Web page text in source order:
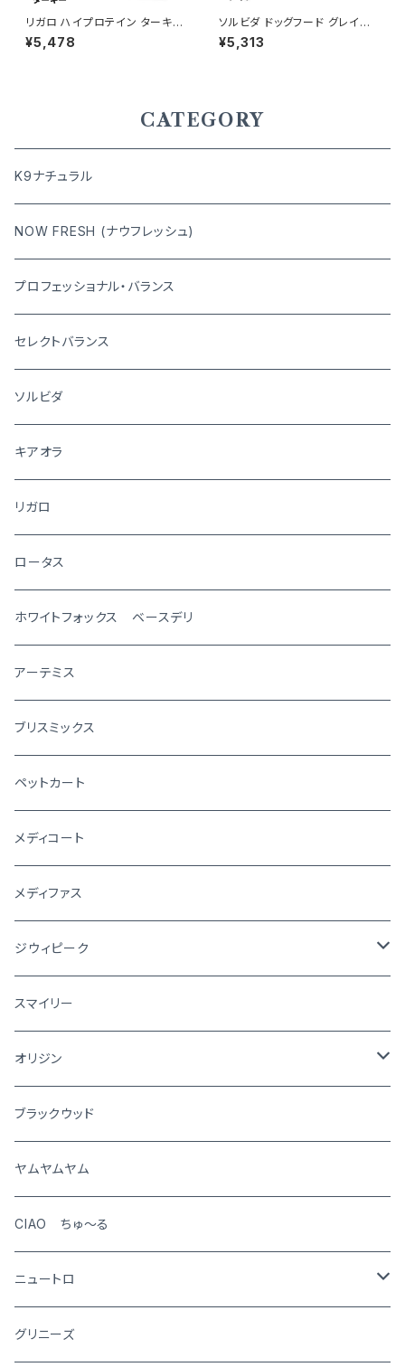
リガロ ハイプロテイン ターキー
７歳以上用 1.8kg ドッグフード
ドライフード
¥5,478
ソルビダ ドッグフード グレイン
フリー チキン 室内飼育成犬用
1.8kg 4562312014459
¥5,313
CATEGORY
K9ナチュラル
NOW FRESH (ナウフレッシュ)
プロフェッショナル・バランス
セレクトバランス
ソルビダ
キアオラ
リガロ
ロータス
ホワイトフォックス ベースデリ
アーテミス
ブリスミックス
ペットカート
メディコート
メディファス
ジウィピーク
犬
猫
スマイリー
オリジン
犬
猫
ブラックウッド
ヤムヤムヤム
CIAO ちゅ～る
ニュートロ
シュプレモ
グリニーズ